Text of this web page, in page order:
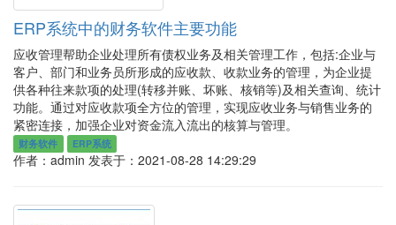
ERP系统中的财务软件主要功能
应收管理帮助企业处理所有债权业务及相关管理工作，包括:企业与
客户、部门和业务员所形成的应收款、收款业务的管理，为企业提
供各种往来款项的处理(转移并账、坏账、核销等)及相关查询、统计
功能。通过对应收款项全方位的管理，实现应收业务与销售业务的
紧密连接，加强企业对资金流入流出的核算与管理。
财务软件 ERP系统
作者：admin 发表于：2021-08-28 14:29:29